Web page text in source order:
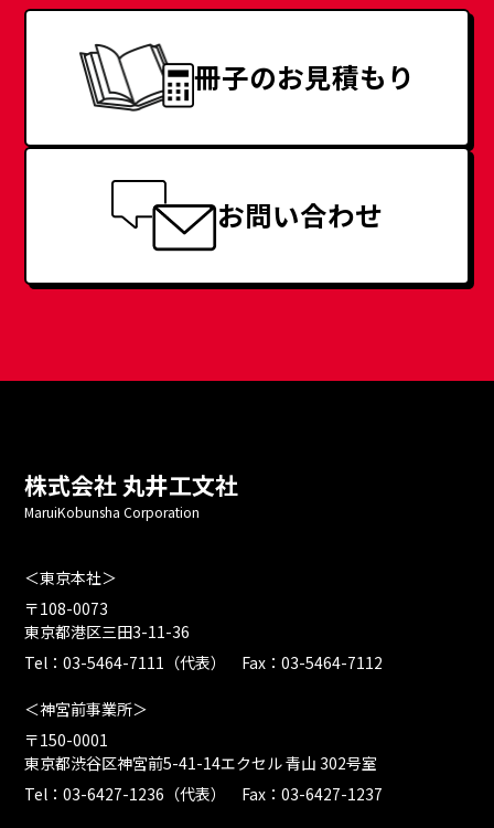
冊子のお見積もり
お問い合わせ
株式会社 丸井工文社
MaruiKobunsha Corporation
＜東京本社＞
〒108-0073
東京都港区三田3-11-36
Tel：03-5464-7111（代表） Fax：03-5464-7112
＜神宮前事業所＞
〒150-0001
東京都渋谷区神宮前5-41-14エクセル 青山 302号室
Tel：03-6427-1236（代表） Fax：03-6427-1237